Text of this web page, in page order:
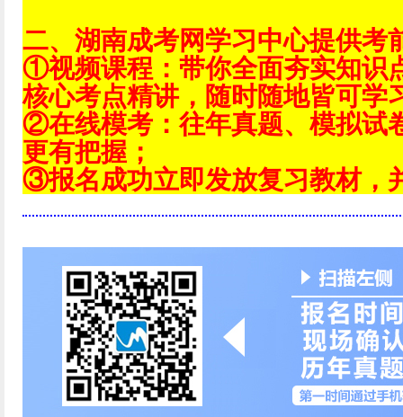
二、湖南成考网学习中心提供考
①视频课程：带你全面夯实知识
核心考点精讲，随时随地皆可学
②在线模考：往年真题、模拟试
更有把握；
③报名成功立即发放复习教材，